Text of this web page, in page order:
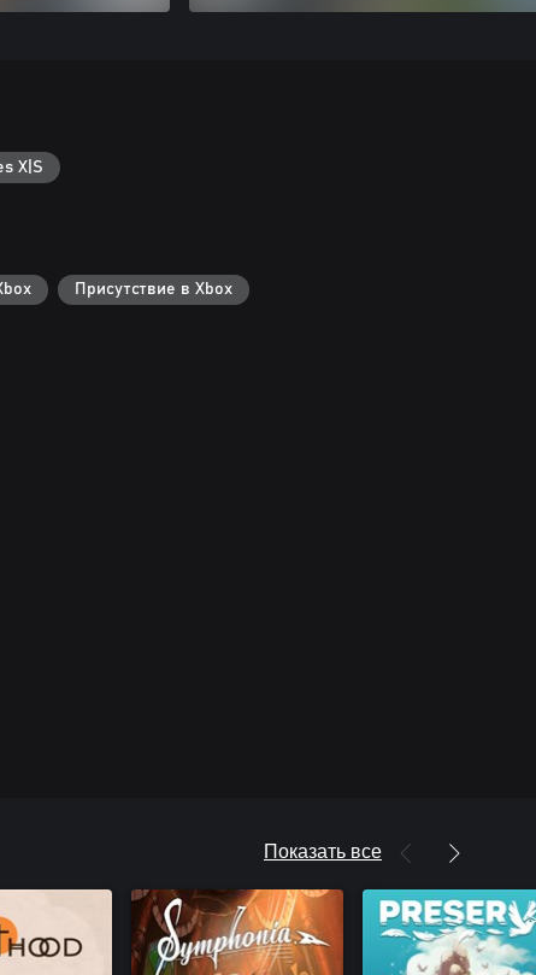
X|S
Присутствие в Xbox
Показать все